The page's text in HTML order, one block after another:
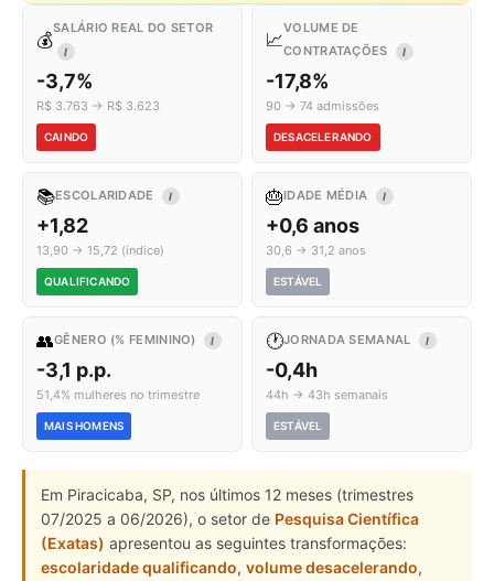
💰
SALÁRIO REAL DO SETOR
I
-3,7%
R$ 3.763 → R$ 3.623
CAINDO
📈
VOLUME DE
CONTRATAÇÕES
I
-17,8%
90 → 74 admissões
DESACELERANDO
📚ESCOLARIDADE I
+1,82
13,90 → 15,72 (índice)
QUALIFICANDO
🎂IDADE MÉDIA I
+0,6 anos
30,6 → 31,2 anos
ESTÁVEL
👥GÊNERO (% FEMININO) I
-3,1 p.p.
51,4% mulheres no trimestre
MAIS HOMENS
🕐JORNADA SEMANAL I
-0,4h
44h → 43h semanais
ESTÁVEL
Em Piracicaba, SP, nos últimos 12 meses (trimestres
07/2025 a 06/2026), o setor de Pesquisa Científica
(Exatas) apresentou as seguintes transformações:
escolaridade qualificando, volume desacelerando,